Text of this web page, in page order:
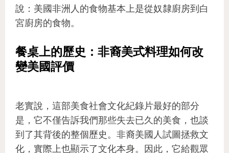
說：美國非洲人的食物基本上是從奴隸廚房到白
宮廚房的食物。
餐桌上的歷史：非裔美式料理如何改
變美國評價
老實說，這部美食社會文化紀錄片最好的部分
是，它不僅告訴我們那些失去已久的美食，也談
到了其背後的整個歷史。非裔美國人試圖拯救文
化，實際上也顯示了文化本身。因此，它給觀眾